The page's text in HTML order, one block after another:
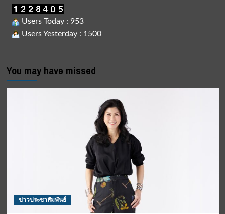
Users Today : 953
Users Yesterday : 1500
You may have missed
ข่าวประชาสัมพันธ์